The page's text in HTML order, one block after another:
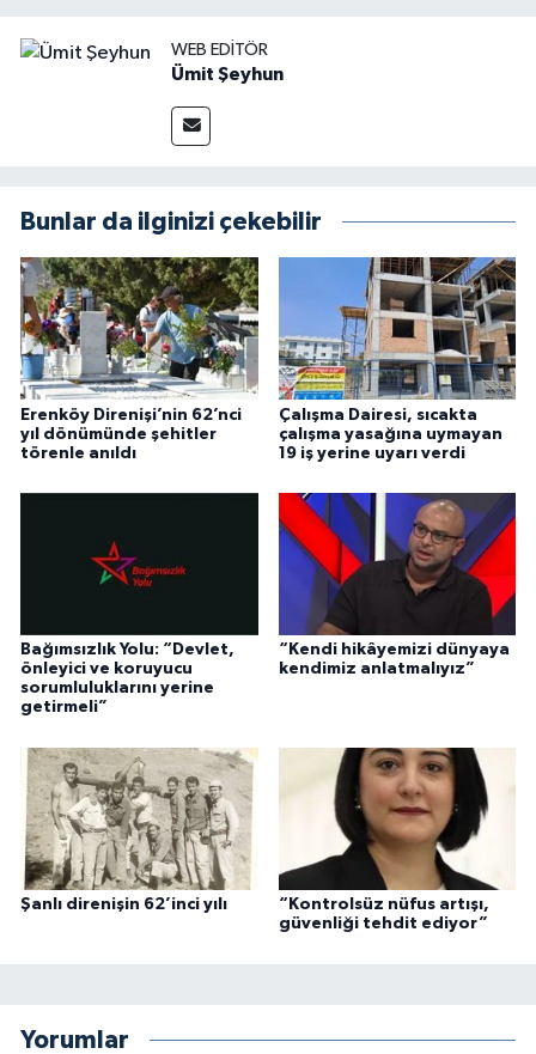
WEB EDITÖR
Ümit Şeyhun
Bunlar da ilginizi çekebilir
Erenköy Direnişi’nin 62’nci
yıl dönümünde şehitler
törenle anıldı
Çalışma Dairesi, sıcakta
çalışma yasağına uymayan
19 iş yerine uyarı verdi
Bağımsızlık Yolu: “Devlet,
önleyici ve koruyucu
sorumluluklarını yerine
getirmeli”
“Kendi hikâyemizi dünyaya
kendimiz anlatmalıyız”
Şanlı direnişin 62’inci yılı
“Kontrolsüz nüfus artışı,
güvenliği tehdit ediyor”
Yorumlar